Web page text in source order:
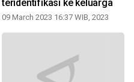
teridentifikasi ke keluarga
09 March 2023 16:37 WIB, 2023